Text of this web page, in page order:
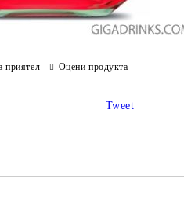
приятел Оцени продукта
Tweet